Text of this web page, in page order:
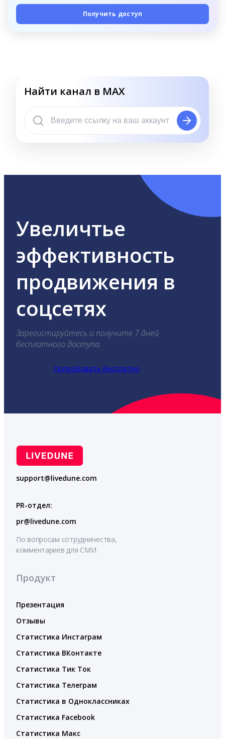
Получить доступ
Найти канал в MAX
Увеличтье
эффективность
продвижения в
соцсетях
Зарегистируйтесь и получите 7 дней
бесплатного доступа.
Попробовать бесплатно
support@livedune.com
PR-отдел:
pr@livedune.com
По вопросам сотрудничества,
комментариев для СМИ
Продукт
Презентация
Отзывы
Статистика Инстаграм
Статистика ВКонтакте
Статистика Тик Ток
Статистика Телеграм
Статистика в Одноклассниках
Статистика Facebook
Статистика Макс